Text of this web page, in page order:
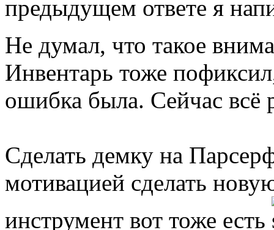
предыдущем ответе я
Не думал, что такое
Инвентарь тоже
ошибка была. Сейчас всё
Сделать демку на
мотивацией сделать
инструмент вот тоже есть